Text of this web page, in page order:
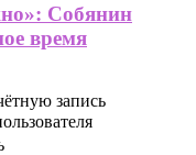
Собянин
время
запись